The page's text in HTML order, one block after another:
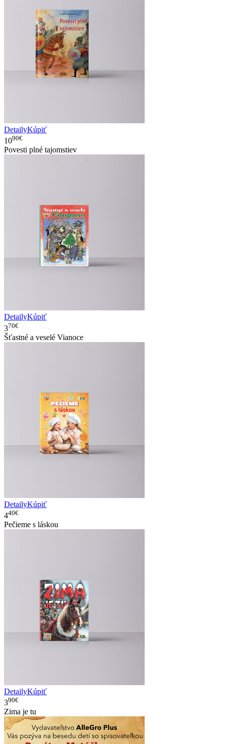
DetailyKúpiť
1090€
Povesti plné tajomstiev
DetailyKúpiť
370€
Šťastné a veselé Vianoce
DetailyKúpiť
440€
Pečieme s láskou
DetailyKúpiť
390€
Zima je tu